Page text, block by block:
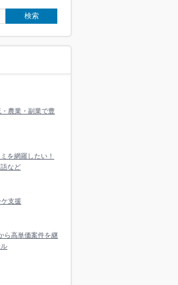
農業・副業で豊
を網羅したい！
など
支援
ら高単価案件を継